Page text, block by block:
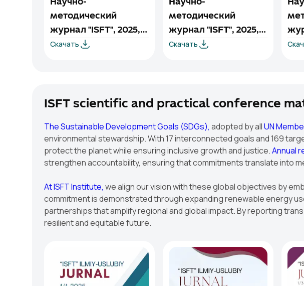
Научно-
методический
журнал "ISFT", 2025,
выпуск №4
Скачать
Научно-
методический
журнал "ISFT", 2025,
выпуск №3
Скачать
ISFT scientific and practical conference
The Sustainable Development Goals (SDGs), adopted by allUN
environmental stewardship. With 17 interconnected goals and 169
protect the planet while ensuring inclusive growth and justice.Annual
strengthen accountability, ensuring that commitments translate into
At ISFT Institute, we align our vision with these global objectives by
commitment is demonstrated through expanding renewable energy
partnerships that amplify regional and global impact. By reporting
resilient and equitable future.